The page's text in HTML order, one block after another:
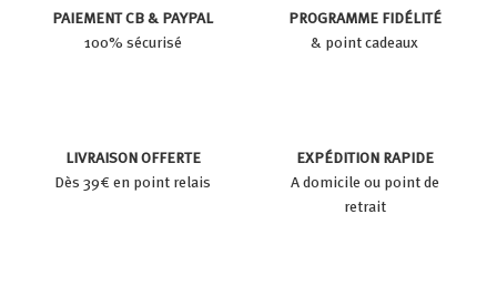
PAIEMENT CB & PAYPAL
100% sécurisé
PROGRAMME FIDÉLITÉ
& point cadeaux
LIVRAISON OFFERTE
Dès 39€ en point relais
EXPÉDITION RAPIDE
A domicile ou point de
retrait